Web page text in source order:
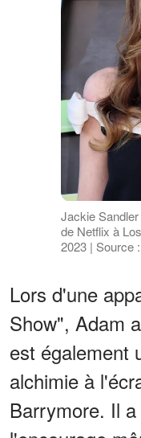
Jackie
de Netflix à
2023 | Source
Lors d'une
Show", Adam
est également
alchimie à
Barrymore. Il